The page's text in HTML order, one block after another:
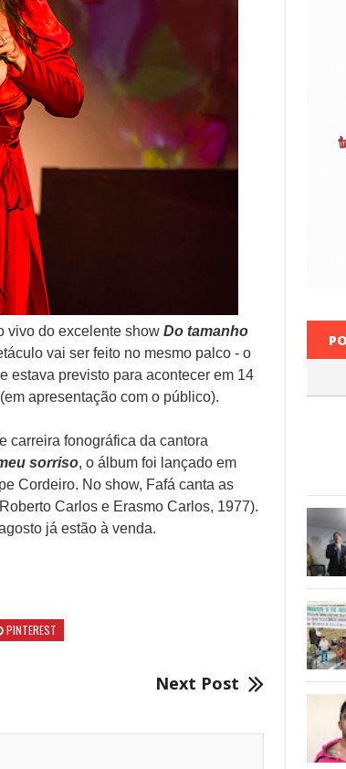
vivo do excelente show Do tamanho
vai ser feito no mesmo palco - o
estava previsto para acontecer em 14
apresentação com o público).
carreira fonográfica da cantora
sorriso, o álbum foi lançado em
Cordeiro. No show, Fafá canta as
Carlos e Erasmo Carlos, 1977).
já estão à venda.
PINTEREST
Next Post